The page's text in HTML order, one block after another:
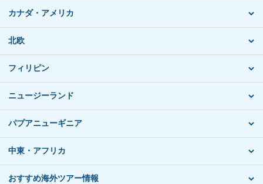
カナダ・アメリカ
北欧
フィリピン
ニュージーランド
パプアニューギニア
中東・アフリカ
おすすめ海外ツアー情報